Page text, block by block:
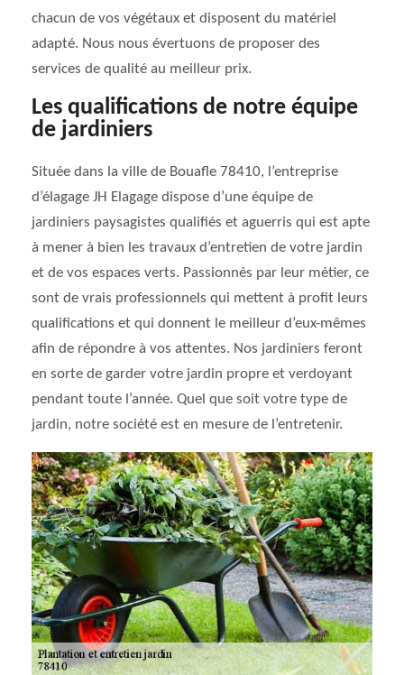
chacun de vos végétaux et disposent du matériel
adapté. Nous nous évertuons de proposer des
services de qualité au meilleur prix.
Les qualifications de notre équipe
de jardiniers
Située dans la ville de Bouafle 78410, l’entreprise
d’élagage JH Elagage dispose d’une équipe de
jardiniers paysagistes qualifiés et aguerris qui est apte
à mener à bien les travaux d’entretien de votre jardin
et de vos espaces verts. Passionnés par leur métier, ce
sont de vrais professionnels qui mettent à profit leurs
qualifications et qui donnent le meilleur d’eux-mêmes
afin de répondre à vos attentes. Nos jardiniers feront
en sorte de garder votre jardin propre et verdoyant
pendant toute l’année. Quel que soit votre type de
jardin, notre société est en mesure de l’entretenir.